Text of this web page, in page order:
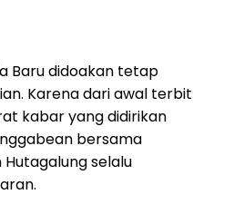
Baru didoakan tetap
Karena dari awal terbit
kabar yang didirikan
bersama
selalu